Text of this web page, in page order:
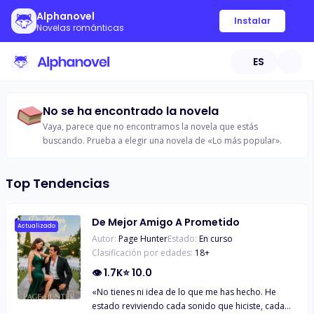
Alphanovel
Novelas románticas
Instalar
ES
No se ha encontrado la novela
Vaya, parece que no encontramos la novela que estás
buscando. Prueba a elegir una novela de «Lo más popular».
Top Tendencias
Actualizado De Mejor Amigo A Prometido
Autor: Page HunterEstado: En curso
Clasificación por edades: 18+
👁1.7K⭐10.0
«No tienes ni idea de lo que me has hecho. He
estado reviviendo cada sonido que hiciste, cada